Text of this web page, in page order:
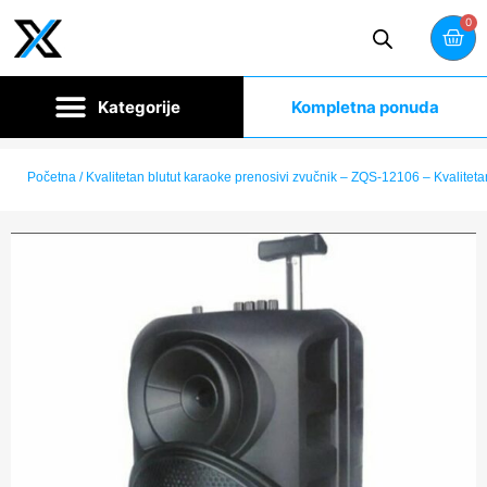
0
Kompletna ponuda
Početna / Kvalitetan blutut karaoke prenosivi zvučnik – ZQS-12106 –